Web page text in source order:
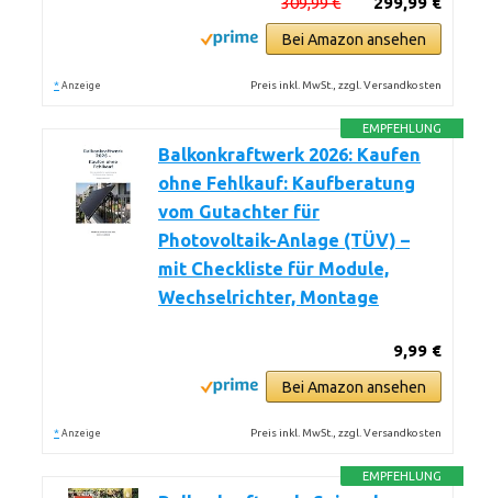
Bei Amazon ansehen
* Anzeige Preis inkl. MwSt., zzgl. Versandkosten
EMPFEHLUNG
Balkonkraftwerk 2026: Kaufen
ohne Fehlkauf: Kaufberatung
vom Gutachter für
Photovoltaik-Anlage (TÜV) –
mit Checkliste für Module,
Wechselrichter, Montage
9,99 €
Bei Amazon ansehen
* Anzeige Preis inkl. MwSt., zzgl. Versandkosten
EMPFEHLUNG